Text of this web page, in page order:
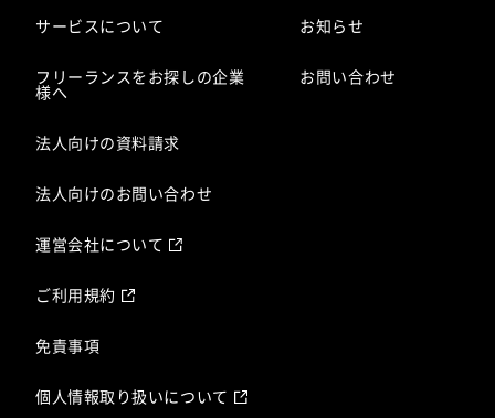
サービスについて
フリーランスをお探しの企業
様へ
法人向けの資料請求
法人向けのお問い合わせ
お知らせ
お問い合わせ
運営会社について
ご利用規約
免責事項
個人情報取り扱いについて